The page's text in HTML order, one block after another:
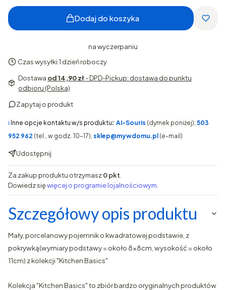
Dodaj do koszyka
na wyczerpaniu
Czas wysyłki:1 dzień roboczy
Dostawa od 14,90 zł- DPD-Pickup: dostawa do punktu
odbioru (Polska)
Zapytaj o produkt
ℹ️ Inne opcje kontaktu w/s produktu: AI-Souris (dymek poniżej); 503
952 962 (tel., w godz. 10-17), sklep@mywdomu.pl (e-mail)
Udostępnij
Za zakup produktu otrzymasz0 pkt
Dowiedz sięwięcej o programie lojalnościowym.
Szczegółowy opis produktu
Mały, porcelanowy pojemnik o kwadratowej podstawie, z
pokrywką(wymiary podstawy = około 8x8cm, wysokość = około
11cm) z kolekcji "Kitchen Basics"
Kolekcja "Kitchen Basics" to zbiór bardzo oryginalnych produktów